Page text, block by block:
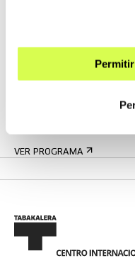
La pared es una
VER PROGRAMA